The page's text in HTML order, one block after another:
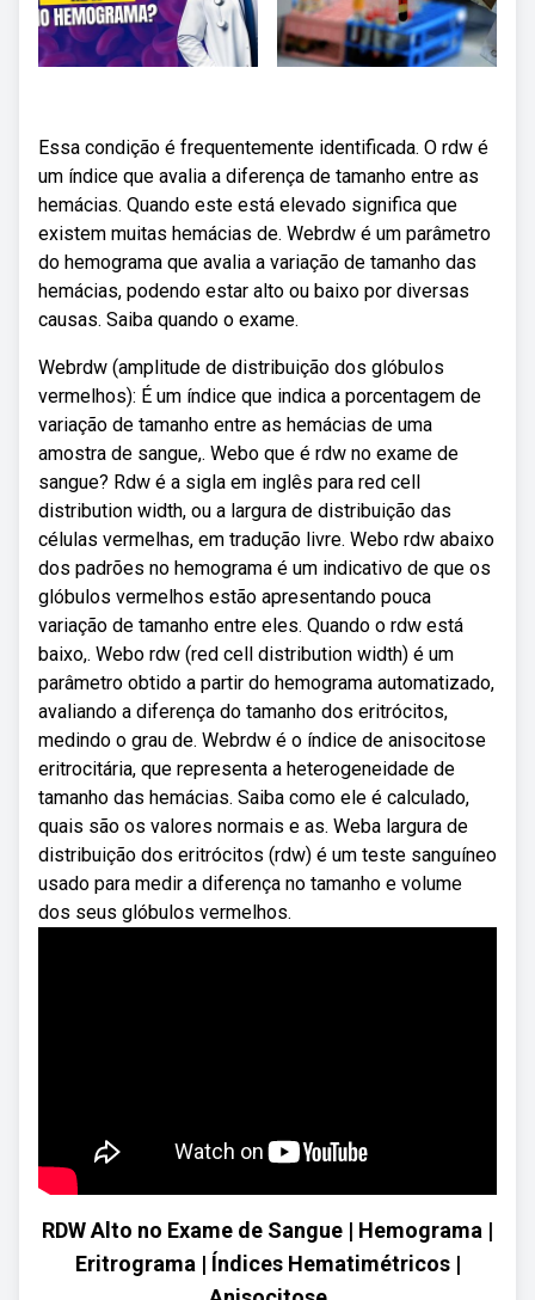
Essa condição é frequentemente identificada. O rdw é
um índice que avalia a diferença de tamanho entre as
hemácias. Quando este está elevado significa que
existem muitas hemácias de. Webrdw é um parâmetro
do hemograma que avalia a variação de tamanho das
hemácias, podendo estar alto ou baixo por diversas
causas. Saiba quando o exame.
Webrdw (amplitude de distribuição dos glóbulos
vermelhos): É um índice que indica a porcentagem de
variação de tamanho entre as hemácias de uma
amostra de sangue,. Webo que é rdw no exame de
sangue? Rdw é a sigla em inglês para red cell
distribution width, ou a largura de distribuição das
células vermelhas, em tradução livre. Webo rdw abaixo
dos padrões no hemograma é um indicativo de que os
glóbulos vermelhos estão apresentando pouca
variação de tamanho entre eles. Quando o rdw está
baixo,. Webo rdw (red cell distribution width) é um
parâmetro obtido a partir do hemograma automatizado,
avaliando a diferença do tamanho dos eritrócitos,
medindo o grau de. Webrdw é o índice de anisocitose
eritrocitária, que representa a heterogeneidade de
tamanho das hemácias. Saiba como ele é calculado,
quais são os valores normais e as. Weba largura de
distribuição dos eritrócitos (rdw) é um teste sanguíneo
usado para medir a diferença no tamanho e volume
dos seus glóbulos vermelhos.
RDW Alto no Exame de Sangue | Hemograma |
Eritrograma | Índices Hematimétricos |